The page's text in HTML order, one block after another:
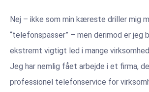
Nej – ikke som min kæreste driller mig
“telefonspasser” – men derimod er jeg
ekstremt vigtigt led i mange
Jeg har nemlig fået arbejde i et firma,
professionel telefonservice for